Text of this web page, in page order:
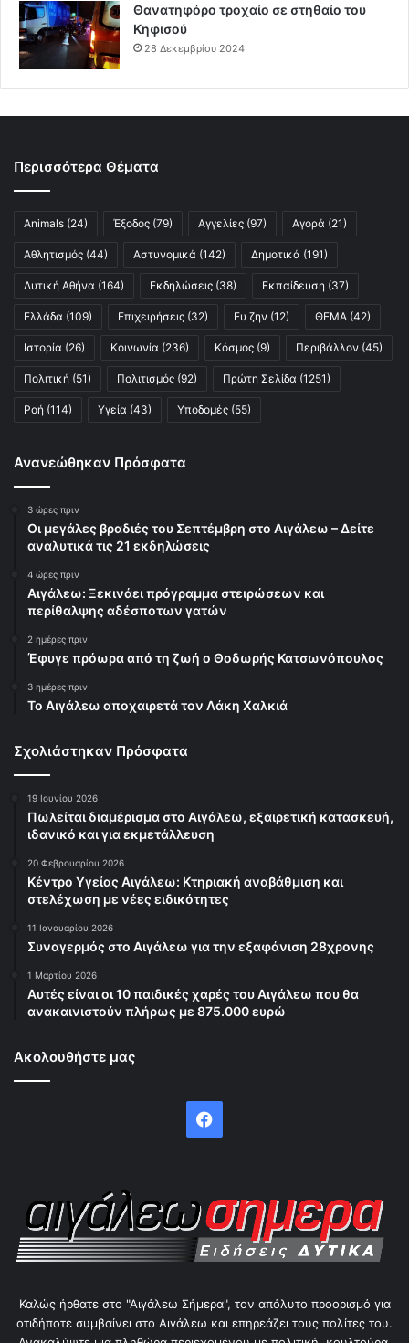
Θανατηφόρο τροχαίο σε στηθαίο του
Κηφισού
28 Δεκεμβρίου 2024
Περισσότερα Θέματα
Animals (24) Έξοδος (79) Αγγελίες (97) Αγορά (21)
Αθλητισμός (44) Αστυνομικά (142) Δημοτικά (191)
Δυτική Αθήνα (164) Εκδηλώσεις (38) Εκπαίδευση (37)
Ελλάδα (109) Επιχειρήσεις (32) Ευ ζην (12) ΘΕΜΑ (42)
Ιστορία (26) Κοινωνία (236) Κόσμος (9) Περιβάλλον (45)
Πολιτική (51) Πολιτισμός (92) Πρώτη Σελίδα (1251)
Ροή (114) Υγεία (43) Υποδομές (55)
Ανανεώθηκαν Πρόσφατα
3 ώρες πριν
Οι μεγάλες βραδιές του Σεπτέμβρη στο Αιγάλεω – Δείτε
αναλυτικά τις 21 εκδηλώσεις
4 ώρες πριν
Αιγάλεω: Ξεκινάει πρόγραμμα στειρώσεων και
περίθαλψης αδέσποτων γατών
2 ημέρες πριν
Έφυγε πρόωρα από τη ζωή ο Θοδωρής Κατσωνόπουλος
3 ημέρες πριν
Το Αιγάλεω αποχαιρετά τον Λάκη Χαλκιά
Σχολιάστηκαν Πρόσφατα
19 Ιουνίου 2026
Πωλείται διαμέρισμα στο Αιγάλεω, εξαιρετική κατασκευή,
ιδανικό και για εκμετάλλευση
20 Φεβρουαρίου 2026
Κέντρο Υγείας Αιγάλεω: Κτηριακή αναβάθμιση και
στελέχωση με νέες ειδικότητες
11 Ιανουαρίου 2026
Συναγερμός στο Αιγάλεω για την εξαφάνιση 28χρονης
1 Μαρτίου 2026
Αυτές είναι οι 10 παιδικές χαρές του Αιγάλεω που θα
ανακαινιστούν πλήρως με 875.000 ευρώ
Ακολουθήστε μας
Facebook
Καλώς ήρθατε στο "Αιγάλεω Σήμερα", τον απόλυτο προορισμό για
οτιδήποτε συμβαίνει στο Αιγάλεω και επηρεάζει τους πολίτες του.